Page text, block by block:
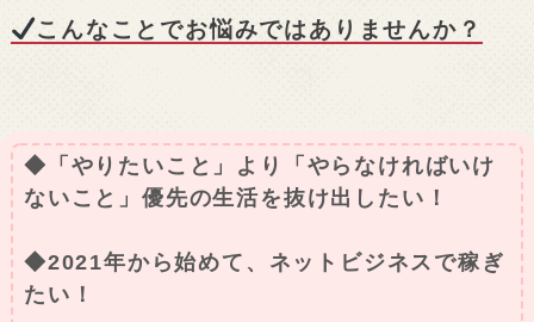
こんなことでお悩みではありませんか？
◆「やりたいこと」より「やらなければいけ
ないこと」優先の生活を抜け出したい！
◆2021年から始めて、ネットビジネスで稼ぎ
たい！